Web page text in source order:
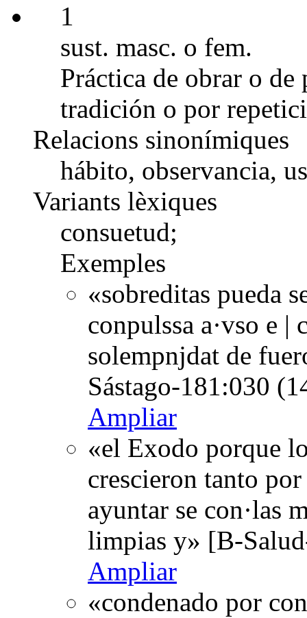
1
sust. masc. o fem.
Práctica de obrar o de
tradición o por
Relacions sinonímiques
hábito, observancia,
Variants lèxiques
consuetud;
Exemples
«sobreditas pueda
conpulssa a·vso e |
solempnjdat de
Sástago-181:030
Ampliar
«el Exodo porque
crescieron tanto
ayuntar se con·las
limpias y» [B-
Ampliar
«condenado por